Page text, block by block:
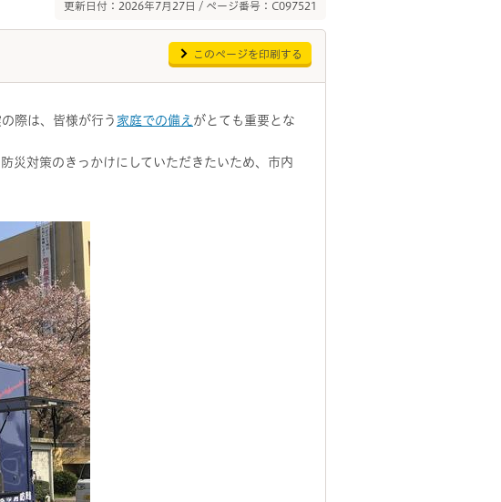
更新日付：2026年7月27日 / ページ番号：C097521
このページを印刷する
際は、皆様が行う 家庭での備え がとても重要とな
災対策のきっかけにしていただきたいため、市内